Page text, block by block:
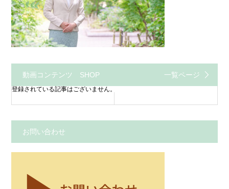
動画コンテンツ SHOP 一覧ページ
登録されている記事はございません。
お問い合わせ